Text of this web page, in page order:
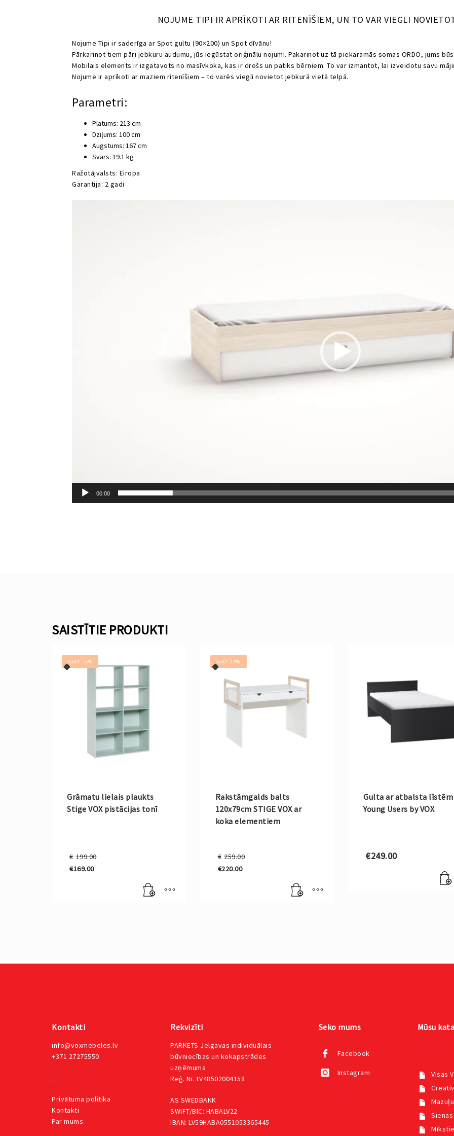
NOJUME TIPI IR APRĪKOTI AR RITENĪŠIEM, UN TO VAR VIEGLI
Nojume Tipi ir saderīga ar Spot gultu (90×200) un Spot dīvānu!
Pārkarinot tiem pāri jebkuru audumu, jūs iegūstat oriģinālu nojumi. Pakarinot uz tā piekaramās somas ORDO, jums
Mobilais elements ir izgatavots no masīvkoka, kas ir drošs un patiks bērniem. To var izmantot, lai izveidotu savu
Nojume ir aprīkoti ar maziem ritenīšiem – to varēs viegli novietot jebkurā vietā telpā.
Parametri:
Platums: 213 cm
Dziļums: 100 cm
Augstums: 167 cm
Svars: 19.1 kg
Ražotājvalsts: Eiropa
Garantija: 2 gadi
00:00
SAISTĪTIE PRODUKTI
Sale! -15%
Grāmatu lielais plaukts
Stige VOX pistācijas tonī
€ 199.00
€169.00
Sale! -15%
Rakstāmgalds balts
120x79cm STIGE VOX ar
koka elementiem
€ 259.00
€220.00
Gulta ar atbalsta līstēm
Young Users by VOX
€249.00
Kontakti
info@voxmebeles.lv
+371 27275550
Privātuma politika
Kontakti
Par mums
Rekvizīti
PARKETS Jelgavas individuālais
būvniecības un kokapstrādes
uzņēmums
Reģ. Nr. LV48502004158
AS SWEDBANK
SWIFT/BIC: HABALV22
IBAN: LV59HABA0551053365445
Seko mums
Facebook
Instagram
Mūsu
Visas
Sienas